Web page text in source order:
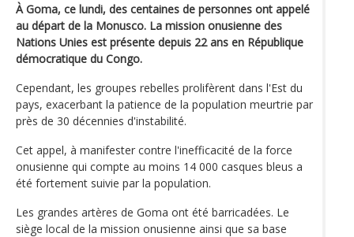
À Goma, ce lundi, des centaines de personnes ont appelé
au départ de la Monusco. La mission onusienne des
Nations Unies est présente depuis 22 ans en République
démocratique du Congo.
Cependant, les groupes rebelles prolifèrent dans l'Est du
pays, exacerbant la patience de la population meurtrie par
près de 30 décennies d'instabilité.
Cet appel, à manifester contre l'inefficacité de la force
onusienne qui compte au moins 14 000 casques bleus a
été fortement suivie par la population.
Les grandes artères de Goma ont été barricadées. Le
siège local de la mission onusienne ainsi que sa base